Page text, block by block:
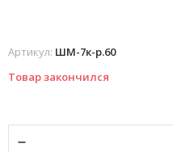
Артикул: ШМ-7к-р.60
Товар закончился